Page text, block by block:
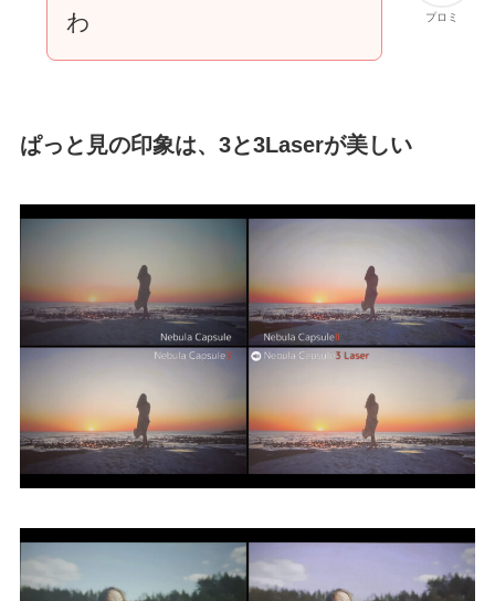
プロミ
わ
ぱっと見の印象は、3と3Laserが美しい